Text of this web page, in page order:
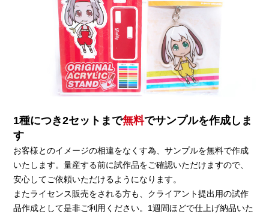
1種につき2セットまで無料でサンプルを作成しま
す
お客様とのイメージの相違をなくす為、サンプルを無料で作成
いたします。量産する前に試作品をご確認いただけますので、
安心してご依頼いただけるようになります。
またライセンス販売をされる方も、クライアント提出用の試作
品作成として是非ご利用ください。1週間ほどで仕上げ納品いた